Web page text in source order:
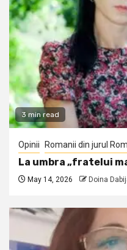
3 min read
Opinii Romanii din jurul
La umbra „fratelui
May 14, 2026 Doina